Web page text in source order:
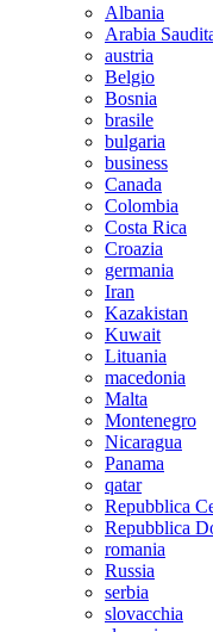
Albania
Arabia
austria
Belgio
Bosnia
brasile
bulgaria
business
Canada
Colombia
Costa Rica
Croazia
germania
Iran
Kazakistan
Kuwait
Lituania
macedonia
Malta
Montenegro
Nicaragua
Panama
qatar
Repubblica
Repubblica
romania
Russia
serbia
slovacchia